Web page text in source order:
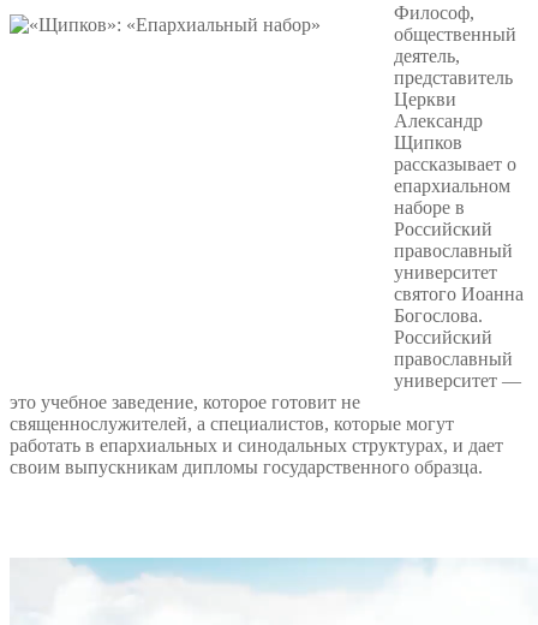
Философ,
общественный
деятель,
представитель
Церкви
Александр
Щипков
рассказывает о
епархиальном
наборе в
Российский
православный
университет
святого Иоанна
Богослова.
Российский
православный
университет —
это учебное заведение, которое готовит не
священнослужителей, а специалистов, которые могут
работать в епархиальных и синодальных структурах, и дает
своим выпускникам дипломы государственного образца.